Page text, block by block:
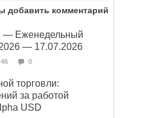
добавить комментарий
— Еженедельный
— 17.07.2026
46 0
торговли:
за работой
USD